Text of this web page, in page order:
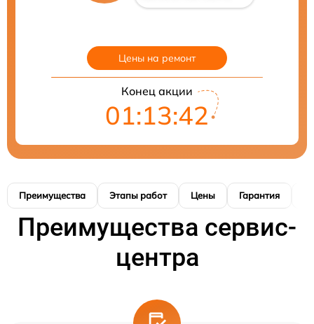
Цены на ремонт
Конец акции
01:13:41
Преимущества Этапы работ Цены Гарантия
Преимущества сервис-
центра